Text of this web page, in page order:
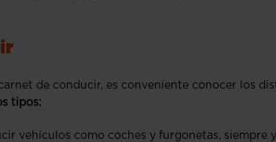
de conducir, es conveniente conocer los
tipos:
vehículos como coches y furgonetas, siempre